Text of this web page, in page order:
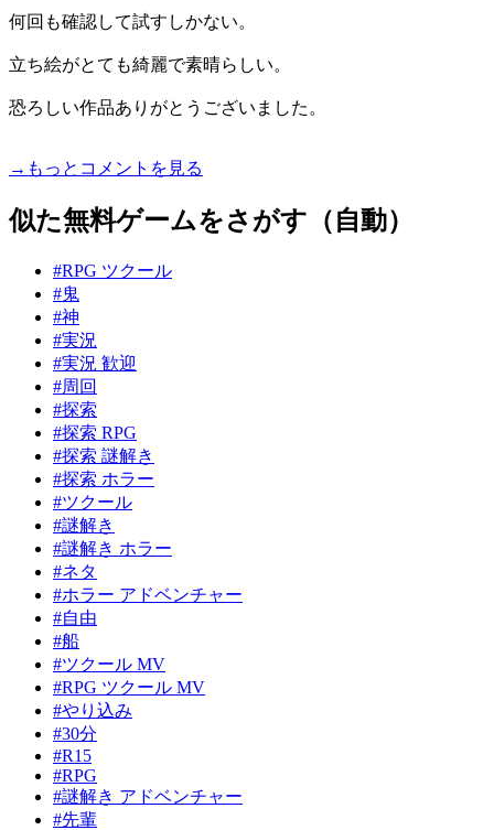
何回も確認して試すしかない。
立ち絵がとても綺麗で素晴らしい。
恐ろしい作品ありがとうございました。
→もっとコメントを見る
似た無料ゲームをさがす（自動）
#RPG ツクール
#鬼
#神
#実況
#実況 歓迎
#周回
#探索
#探索 RPG
#探索 謎解き
#探索 ホラー
#ツクール
#謎解き
#謎解き ホラー
#ネタ
#ホラー アドベンチャー
#自由
#船
#ツクール MV
#RPG ツクール MV
#やり込み
#30分
#R15
#RPG
#謎解き アドベンチャー
#先輩